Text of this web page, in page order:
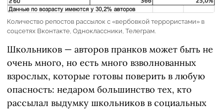
Количество репостов рассылок с «вербовкой террористами» в
соцсетях Вконтакте, Одноклассники, Телеграм.
Школьников — авторов пранков может быть не
очень много, но есть много взволнованных
взрослых, которые готовы поверить в любую
опасность: недаром большинство тех, кто
рассылал выдумку школьников в социальных